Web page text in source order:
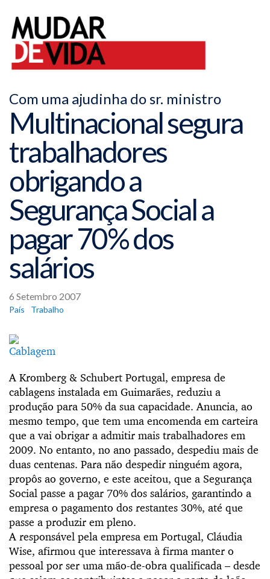
Com uma ajudinha do sr. ministro
Multinacional segura
trabalhadores
obrigando a
Segurança Social a
pagar 70% dos
salários
6 Setembro 2007
País Trabalho
A Kromberg & Schubert Portugal, empresa de
cablagens instalada em Guimarães, reduziu a
produção para 50% da sua capacidade. Anuncia, ao
mesmo tempo, que tem uma encomenda em carteira
que a vai obrigar a admitir mais trabalhadores em
2009. No entanto, no ano passado, despediu mais de
duas centenas. Para não despedir ninguém agora,
propôs ao governo, e este aceitou, que a Segurança
Social passe a pagar 70% dos salários, garantindo a
empresa o pagamento dos restantes 30%, até que
passe a produzir em pleno.
A responsável pela empresa em Portugal, Cláudia
Wise, afirmou que interessava à firma manter o
pessoal por ser uma mão-de-obra qualificada – desde